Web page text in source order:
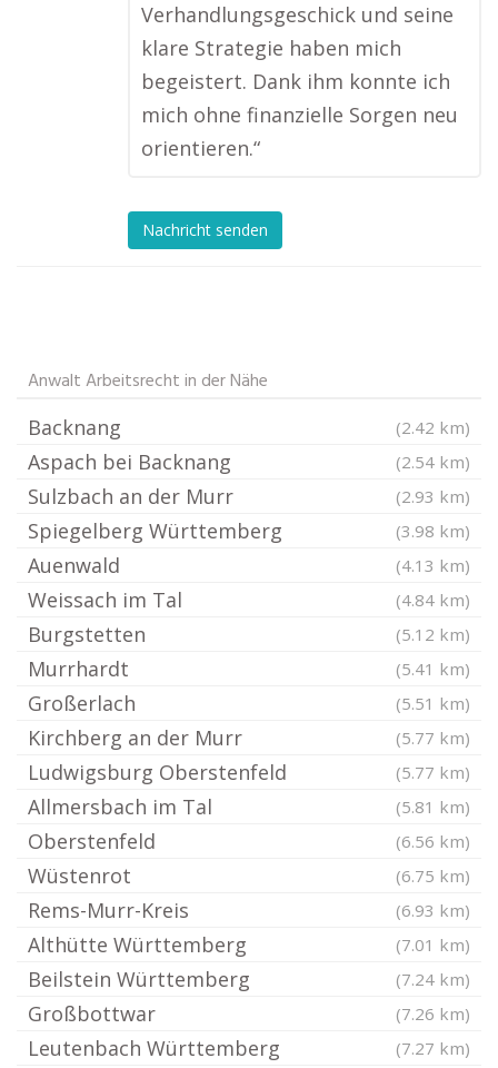
Verhandlungsgeschick und seine
klare Strategie haben mich
begeistert. Dank ihm konnte ich
mich ohne finanzielle Sorgen neu
orientieren.“
Nachricht senden
Anwalt Arbeitsrecht in der Nähe
Backnang (2.42 km)
Aspach bei Backnang (2.54 km)
Sulzbach an der Murr (2.93 km)
Spiegelberg Württemberg (3.98 km)
Auenwald (4.13 km)
Weissach im Tal (4.84 km)
Burgstetten (5.12 km)
Murrhardt (5.41 km)
Großerlach (5.51 km)
Kirchberg an der Murr (5.77 km)
Ludwigsburg Oberstenfeld (5.77 km)
Allmersbach im Tal (5.81 km)
Oberstenfeld (6.56 km)
Wüstenrot (6.75 km)
Rems-Murr-Kreis (6.93 km)
Althütte Württemberg (7.01 km)
Beilstein Württemberg (7.24 km)
Großbottwar (7.26 km)
Leutenbach Württemberg (7.27 km)